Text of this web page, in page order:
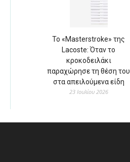
Το «Masterstroke» της
Lacoste: Όταν το
κροκοδειλάκι
παραχώρησε τη θέση του
στα απειλούμενα είδη
23 Ιουλίου 2026